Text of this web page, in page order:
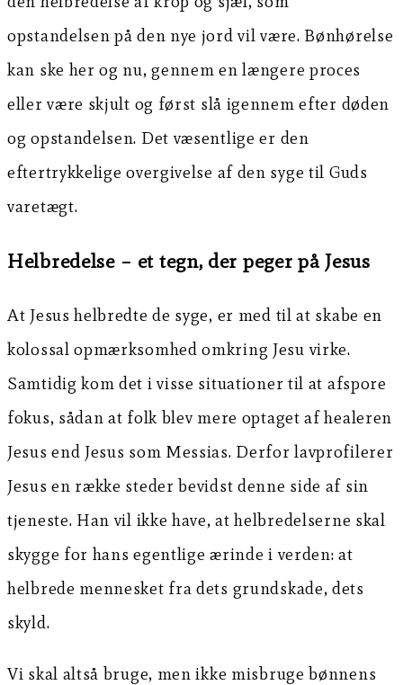
opstandelsen på den nye jord vil være. Bønhørelse
kan ske her og nu, gennem en længere proces
eller være skjult og først slå igennem efter døden
og opstandelsen. Det væsentlige er den
eftertrykkelige overgivelse af den syge til Guds
varetægt.
Helbredelse – et tegn, der peger på Jesus
At Jesus helbredte de syge, er med til at skabe en
kolossal opmærksomhed omkring Jesu virke.
Samtidig kom det i visse situationer til at afspore
fokus, sådan at folk blev mere optaget af healeren
Jesus end Jesus som Messias. Derfor lavprofilerer
Jesus en række steder bevidst denne side af sin
tjeneste. Han vil ikke have, at helbredelserne skal
skygge for hans egentlige ærinde i verden: at
helbrede mennesket fra dets grundskade, dets
skyld.
Vi skal altså bruge, men ikke misbruge bønnens